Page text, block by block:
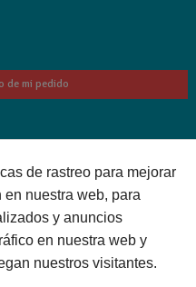
de mi pedido
de rastreo para mejorar
nuestra web, para
y anuncios
en nuestra web y
nuestros visitantes.